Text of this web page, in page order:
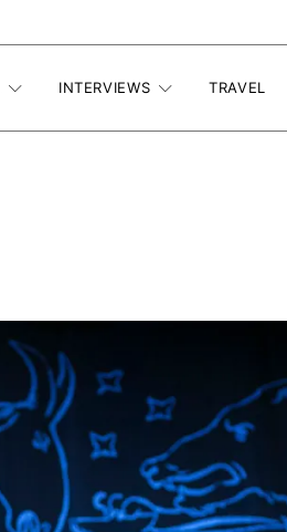
INTERVIEWS TRAVEL